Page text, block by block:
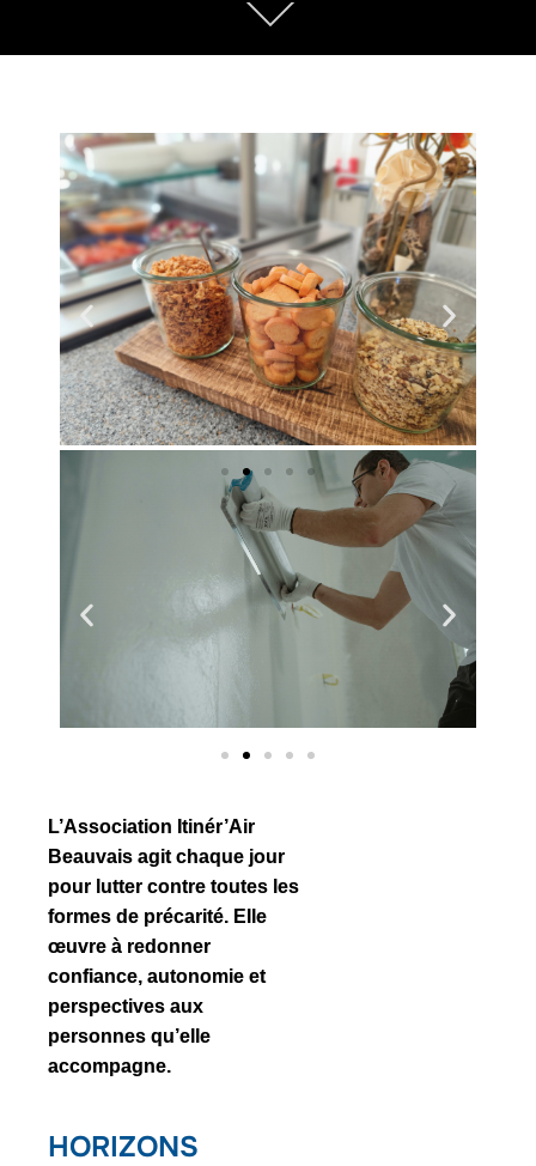
L’Association Itinér’Air
Beauvais agit chaque jour
pour lutter contre toutes les
formes de précarité. Elle
œuvre à redonner
confiance, autonomie et
perspectives aux
personnes qu’elle
accompagne.
HORIZONS